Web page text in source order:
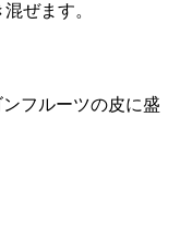
ぜます。
フルーツの皮に盛